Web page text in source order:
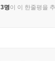
3명이 이 한줄평을